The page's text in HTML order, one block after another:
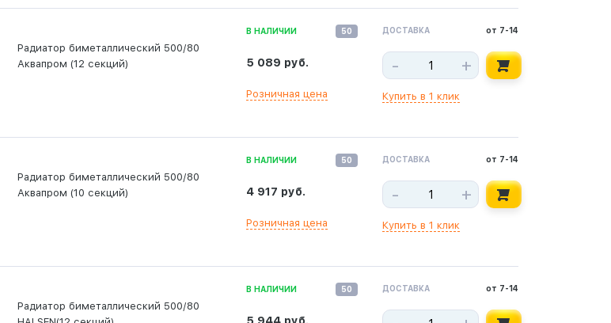
Радиатор биметаллический 500/80
Аквапром (12 секций)
В НАЛИЧИИ 50
5 089 руб.
Розничная цена
ДОСТАВКА от 7-14
- +
Купить в 1 клик
Радиатор биметаллический 500/80
Аквапром (10 секций)
В НАЛИЧИИ 50
4 917 руб.
Розничная цена
ДОСТАВКА от 7-14
- +
Купить в 1 клик
Радиатор биметаллический 500/80
В НАЛИЧИИ 50 ДОСТАВКА от 7-14